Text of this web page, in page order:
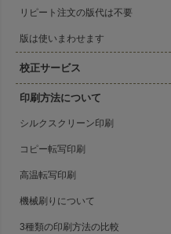
リピート注文の版代は不要
版は使いまわせます
校正サービス
印刷方法について
シルクスクリーン印刷
コピー転写印刷
高温転写印刷
機械刷りについて
3種類の印刷方法の比較